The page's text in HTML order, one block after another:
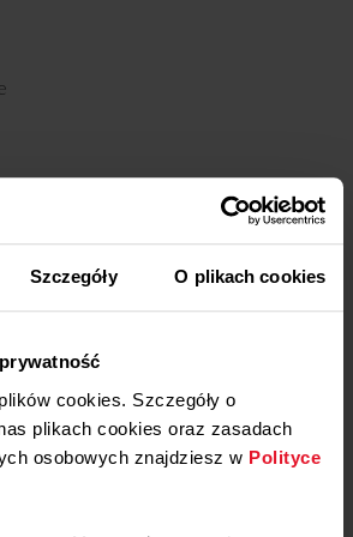
Szczegóły O plikach cookies
cookies. Szczegóły o
plikach cookies oraz zasadach
osobowych znajdziesz w Polityce